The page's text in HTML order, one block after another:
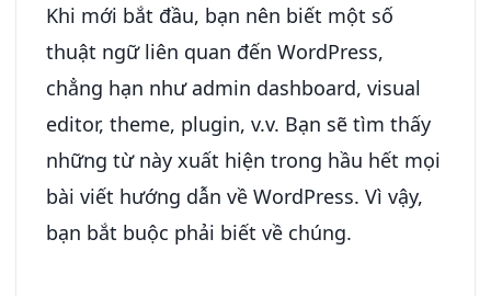
Khi mới bắt đầu, bạn nên biết một số
thuật ngữ liên quan đến WordPress,
chẳng hạn như admin dashboard, visual
editor, theme, plugin, v.v. Bạn sẽ tìm thấy
những từ này xuất hiện trong hầu hết mọi
bài viết hướng dẫn về WordPress. Vì vậy,
bạn bắt buộc phải biết về chúng.